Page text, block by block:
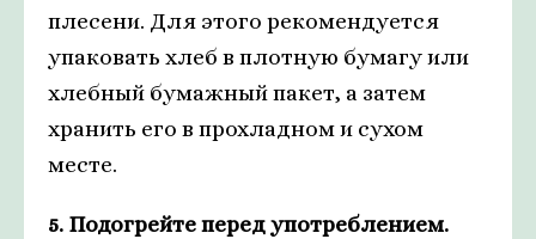
плесени. Для этого рекомендуется
упаковать хлеб в плотную бумагу или
хлебный бумажный пакет, а затем
хранить его в прохладном и сухом
месте.
5. Подогрейте перед употреблением.